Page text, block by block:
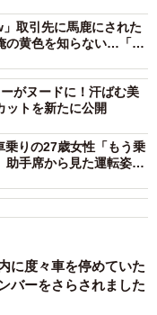
」取引先に馬鹿にされた
の黄色を知らない…「ギ
がヌードに！汗ばむ美
トを新たに公開
りの27歳女性「もう乗
手席から見た運転姿が
に度々車を停めていた
バーをさらされました